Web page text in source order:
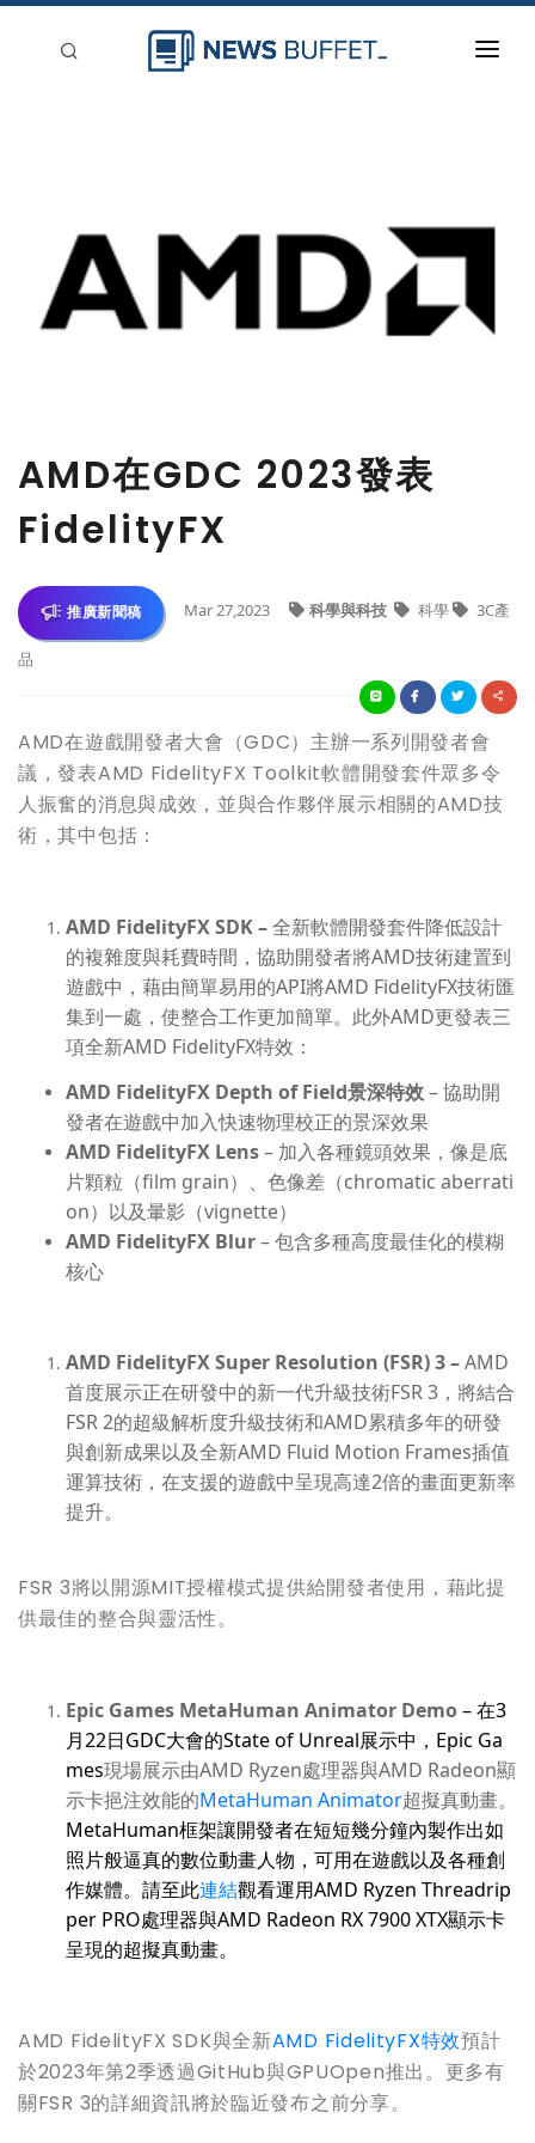
刊登
AMD在GDC 2023發表
FidelityFX
推廣新聞稿 Mar 27,2023 科學與科技 科學 3C產
品
AMD在遊戲開發者大會（GDC）主辦一系列開發者會
議，發表AMD FidelityFX Toolkit軟體開發套件眾多令
人振奮的消息與成效，並與合作夥伴展示相關的AMD技
術，其中包括：
AMD FidelityFX SDK –全新軟體開發套件降低設計
的複雜度與耗費時間，協助開發者將AMD技術建置到
遊戲中，藉由簡單易用的API將AMD FidelityFX技術匯
集到一處，使整合工作更加簡單。 此外AMD更發表三
項全新AMD FidelityFX特效：
AMD FidelityFX Depth of Field景深特效– 協助開
發者在遊戲中加入快速物理校正的景深效果
AMD FidelityFX Lens– 加入各種鏡頭效果，像是底
片顆粒（film grain）、色像差（chromatic aberrati
on）以及暈影（vignette）
AMD FidelityFX Blur– 包含多種高度最佳化的模糊
核心
AMD FidelityFX Super Resolution (FSR) 3 –AMD
首度展示正在研發中的新一代升級技術FSR 3 ，將結合
FSR 2的超級解析度升級技術和AMD累積多年的研發
與創新成果以及全新AMD Fluid Motion Frames插值
運算技術，在支援的遊戲中呈現高達2倍的畫面更新率
提升。
FSR 3將以開源MIT授權模式提供給開發者使用，藉此提
供最佳的整合與靈活性。
Epic Games MetaHuman Animator Demo–在3
月22日GDC大會的State of Unreal展示中， Epic Ga
mes現場展示由AMD Ryzen處理器與AMD Radeon顯
示卡挹注效能的MetaHuman Animator超擬真動畫。
MetaHuman框架讓開發者在短短幾分鐘內製作出如
照片般逼真的數位動畫人物，可用在遊戲以及各種創
作媒體。 請至此連結觀看運用AMD Ryzen Threadrip
per PRO處理器與AMD Radeon RX 7900 XTX顯示卡
呈現的超擬真動畫。
AMD FidelityFX SDK與全新AMD FidelityFX特效預計
於2023年第2季透過GitHub與GPUOpen推出。更多有
關FSR 3的詳細資訊將於臨近發布之前分享。